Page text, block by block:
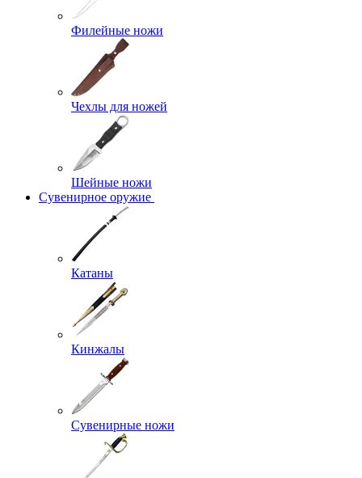
Филейные ножи
Чехлы для ножей
Шейные ножи
Сувенирное оружие
Катаны
Кинжалы
Сувенирные ножи